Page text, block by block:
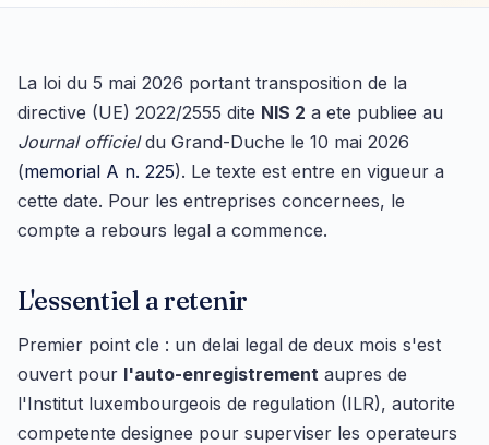
La loi du 5 mai 2026 portant transposition de la
directive (UE) 2022/2555 dite NIS 2 a ete publiee au
Journal officieldu Grand-Duche le 10 mai 2026
(memorial A n. 225). Le texte est entre en vigueur a
cette date. Pour les entreprises concernees, le
compte a rebours legal a commence.
L'essentiel a retenir
Premier point cle : un delai legal de deux mois s'est
ouvert pour l'auto-enregistrement aupres de
l'Institut luxembourgeois de regulation (ILR), autorite
competente designee pour superviser les operateurs